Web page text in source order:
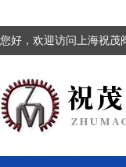
您好，欢迎访问上海祝茂